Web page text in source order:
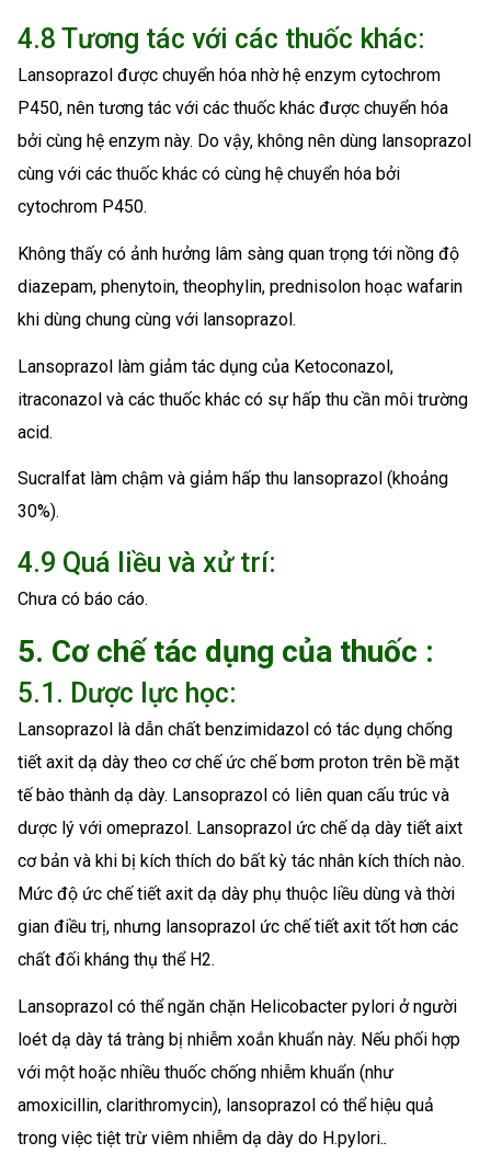
4.8 Tương tác với các thuốc khác:
Lansoprazol được chuyển hóa nhờ hệ enzym cytochrom
P450, nên tương tác với các thuốc khác được chuyển hóa
bởi cùng hệ enzym này. Do vậy, không nên dùng lansoprazol
cùng với các thuốc khác có cùng hệ chuyển hóa bởi
cytochrom P450.
Không thấy có ảnh hưởng lâm sàng quan trọng tới nồng độ
diazepam, phenytoin, theophylin, prednisolon hoạc wafarin
khi dùng chung cùng với lansoprazol.
Lansoprazol làm giảm tác dụng của Ketoconazol,
itraconazol và các thuốc khác có sự hấp thu cần môi trường
acid.
Sucralfat làm chậm và giảm hấp thu lansoprazol (khoảng
30%).
4.9 Quá liều và xử trí:
Chưa có báo cáo.
5. Cơ chế tác dụng của thuốc :
5.1. Dược lực học:
Lansoprazol là dẫn chất benzimidazol có tác dụng chống
tiết axit dạ dày theo cơ chế ức chế bơm proton trên bề mặt
tế bào thành dạ dày. Lansoprazol có liên quan cấu trúc và
dược lý với omeprazol. Lansoprazol ức chế dạ dày tiết aixt
cơ bản và khi bị kích thích do bất kỳ tác nhân kích thích nào.
Mức độ ức chế tiết axit dạ dày phụ thuộc liều dùng và thời
gian điều trị, nhưng lansoprazol ức chế tiết axit tốt hơn các
chất đối kháng thụ thể H2.
Lansoprazol có thể ngăn chặn Helicobacter pylori ở người
loét dạ dày tá tràng bị nhiễm xoắn khuẩn này. Nếu phối hợp
với một hoặc nhiều thuốc chống nhiễm khuẩn (như
amoxicillin, clarithromycin), lansoprazol có thể hiệu quả
trong việc tiệt trừ viêm nhiễm dạ dày do H.pylori..